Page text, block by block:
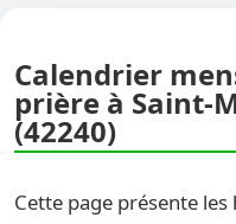
Calendrier
prière à Saint-
(42240)
Cette page présente